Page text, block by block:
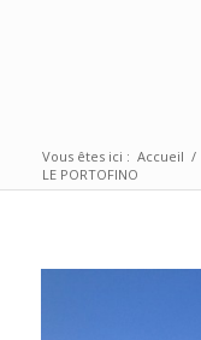
Vous êtes ici : Accueil /
LE PORTOFINO